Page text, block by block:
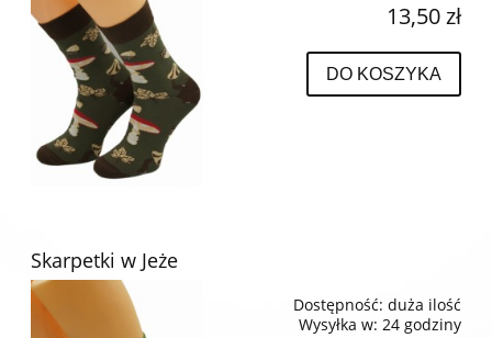
13,50 zł
DO KOSZYKA
Skarpetki w Jeże
Dostępność: duża ilość
Wysyłka w: 24 godziny